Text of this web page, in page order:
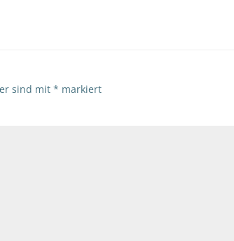
sind mit * markiert